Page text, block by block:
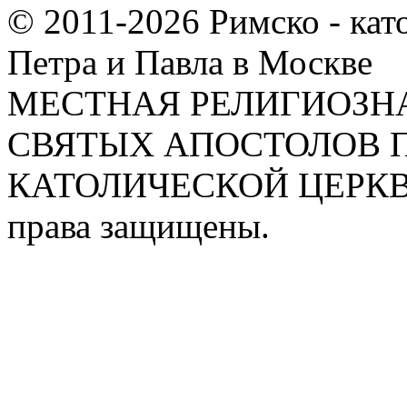
© 2011-2026 Римско -
Петра и Павла в Москве
МЕСТНАЯ
СВЯТЫХ АПОСТОЛОВ
КАТОЛИЧЕСКОЙ
права защищены.